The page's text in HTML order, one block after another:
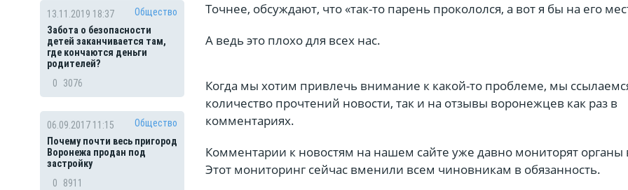
13.11.2019 18:37
Общество
Забота о безопасности
детей заканчивается там,
где кончаются деньги
родителей?
0
3076
06.09.2017 11:15
Общество
Почему почти весь пригород
Воронежа продан под
застройку
0
8911
Точнее, обсуждают, что «так-то парень прокололся, а вот я бы на его
А ведь это плохо для всех нас.
Когда мы хотим привлечь внимание к какой-то проблеме, мы
количество прочтений новости, так и на отзывы воронежцев как раз в
комментариях.
Комментарии к новостям на нашем сайте уже давно мониторят органы
Этот мониторинг сейчас вменили всем чиновникам в обязанность.